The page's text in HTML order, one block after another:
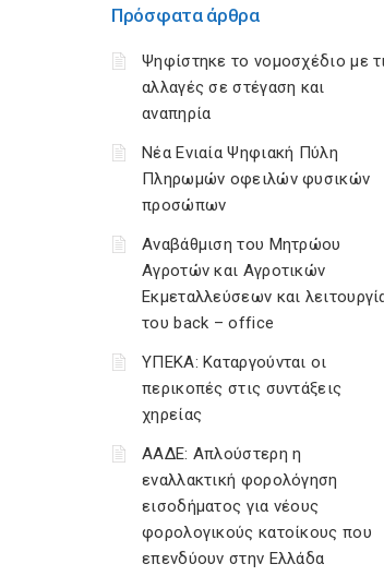
Πρόσφατα άρθρα
Ψηφίστηκε το νομοσχέδιο με
αλλαγές σε στέγαση και
αναπηρία
Νέα Ενιαία Ψηφιακή Πύλη
Πληρωμών οφειλών φυσικών
προσώπων
Αναβάθμιση του Μητρώου
Αγροτών και Αγροτικών
Εκμεταλλεύσεων και
του back – office
ΥΠΕΚΑ: Καταργούνται οι
περικοπές στις συντάξεις
χηρείας
ΑΑΔΕ: Απλούστερη η
εναλλακτική φορολόγηση
εισοδήματος για νέους
φορολογικούς κατοίκους που
επενδύουν στην Ελλάδα